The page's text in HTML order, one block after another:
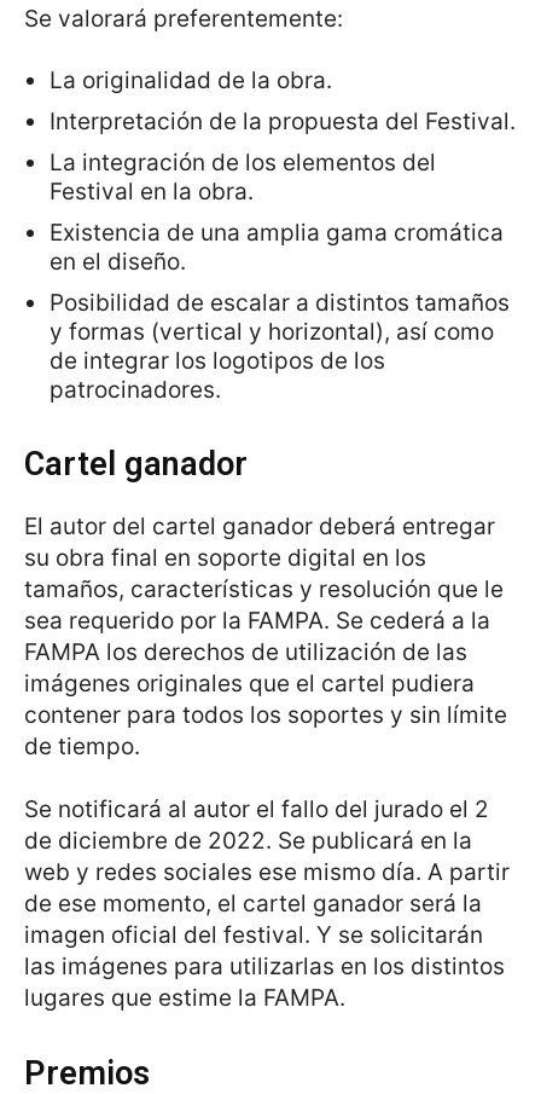
Se valorará preferentemente:
La originalidad de la obra.
Interpretación de la propuesta del Festival.
La integración de los elementos del
Festival en la obra.
Existencia de una amplia gama cromática
en el diseño.
Posibilidad de escalar a distintos tamaños
y formas (vertical y horizontal), así como
de integrar los logotipos de los
patrocinadores.
Cartel ganador
El autor del cartel ganador deberá entregar
su obra final en soporte digital en los
tamaños, características y resolución que le
sea requerido por la FAMPA. Se cederá a la
FAMPA los derechos de utilización de las
imágenes originales que el cartel pudiera
contener para todos los soportes y sin límite
de tiempo.
Se notificará al autor el fallo del jurado el 2
de diciembre de 2022. Se publicará en la
web y redes sociales ese mismo día. A partir
de ese momento, el cartel ganador será la
imagen oficial del festival. Y se solicitarán
las imágenes para utilizarlas en los distintos
lugares que estime la FAMPA.
Premios